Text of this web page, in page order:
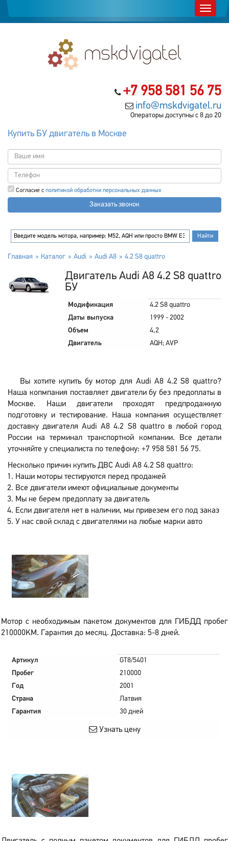
+7 958 581 56 75
info@mskdvigatel.ru
Операторы доступны с 8 до 20
Купить БУ двигатель в Москве
Согласие с политикой обработки персональных данных
Заказать звонок
Главная Каталог Audi Audi A8 4.2 S8 quattro
Двигатель Audi A8 4.2 S8 quattro
БУ
Модификация
4.2 S8 quattro
Даты выпуска
1999 - 2002
Объем
4,2
Двигатель
AQH; AVP
Вы хотите купить бу мотор для Audi A8 4.2 S8 quattro?
Наша копмпания поставляет двигатели бу без предоплаты в
Москве. Наши двигатели проходят предпродажную
подготовку и тестирование. Наша компания осуществляет
доставку двигателя Audi A8 4.2 S8 quattro в любой город
России на терминал транспортной компании. Все детали
уточняйте у специалиста по телефону: +7 958 581 56 75.
Несколько причин купить ДВС Audi A8 4.2 S8 quattro:
Наши моторы тестируются перед продажей
Все двигатели имеют официальные документы
Мы не берем предоплату за двигатель
Если двигателя нет в наличии, мы привезем его под заказ
У нас свой склад с двигателями на любые марки авто
Мотор с необходимым пакетом документов для ГИБДД пробег
210000KM. Гарантия до месяц. Доставка: 5-8 дней.
Артикул
GT8/5401
Пробег
210000
Год
2001
Страна
Латвия
Гарантия
30 дней
Узнать цену